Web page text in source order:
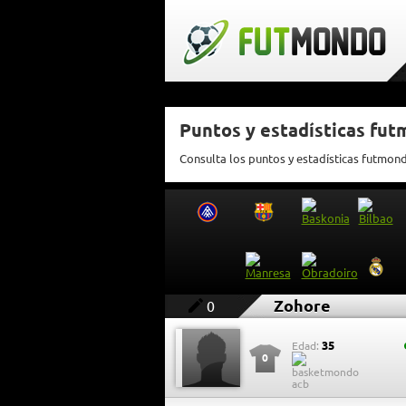
Puntos y estadísticas
Consulta los puntos y estadísticas
0 Zohore
0
Edad: 35